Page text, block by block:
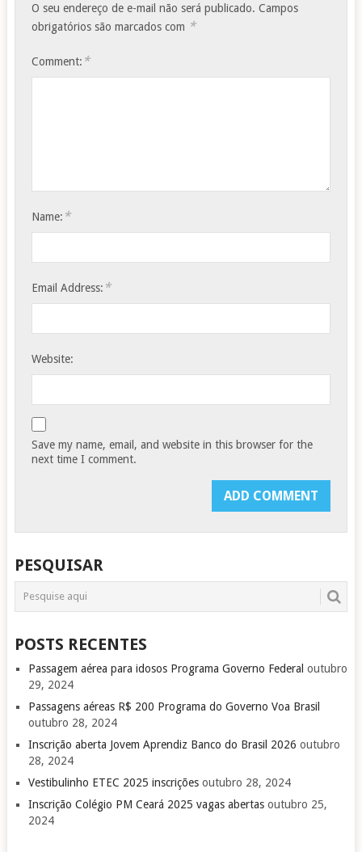
O seu endereço de e-mail não será publicado. Campos
obrigatórios são marcados com *
Comment: *
Name: *
Email Address: *
Website:
Save my name, email, and website in this browser for the
next time I comment.
PESQUISAR
POSTS RECENTES
Passagem aérea para idosos Programa Governo Federal outubro
29, 2024
Passagens aéreas R$ 200 Programa do Governo Voa Brasil
outubro 28, 2024
Inscrição aberta Jovem Aprendiz Banco do Brasil 2026 outubro
28, 2024
Vestibulinho ETEC 2025 inscrições outubro 28, 2024
Inscrição Colégio PM Ceará 2025 vagas abertas outubro 25,
2024